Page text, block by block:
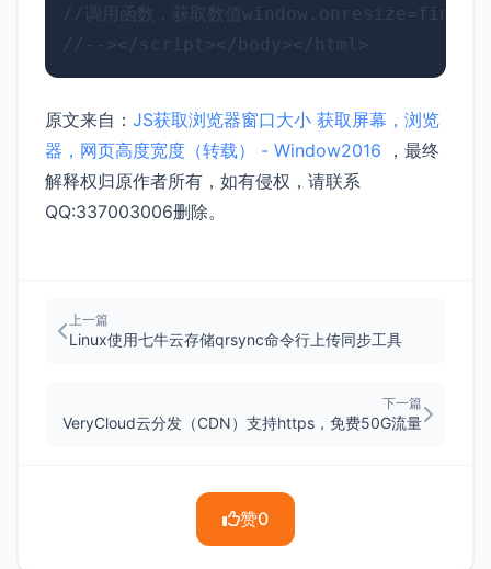
//调用函数，获取数值 window.onresize=
// --></ script ></ body ></ html >
原文来自： JS获取浏览器窗口大小 获取屏幕，浏览
器，网页高度宽度（转载） - Window2016 ，最终
解释权归原作者所有，如有侵权，请联系
QQ:337003006删除。
上一篇
Linux使用七牛云存储qrsync命令行上传同步工具
下一篇
VeryCloud云分发（CDN）支持https，免费50G流量
赞0